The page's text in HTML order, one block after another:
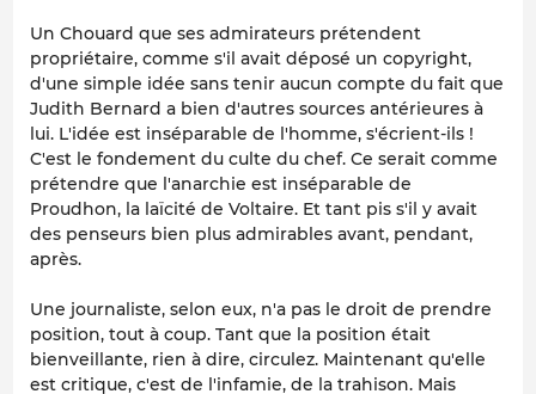
Un Chouard que ses admirateurs prétendent
propriétaire, comme s'il avait déposé un copyright,
d'une simple idée sans tenir aucun compte du fait que
Judith Bernard a bien d'autres sources antérieures à
lui. L'idée est inséparable de l'homme, s'écrient-ils !
C'est le fondement du culte du chef. Ce serait comme
prétendre que l'anarchie est inséparable de
Proudhon, la laïcité de Voltaire. Et tant pis s'il y avait
des penseurs bien plus admirables avant, pendant,
après.
Une journaliste, selon eux, n'a pas le droit de prendre
position, tout à coup. Tant que la position était
bienveillante, rien à dire, circulez. Maintenant qu'elle
est critique, c'est de l'infamie, de la trahison. Mais